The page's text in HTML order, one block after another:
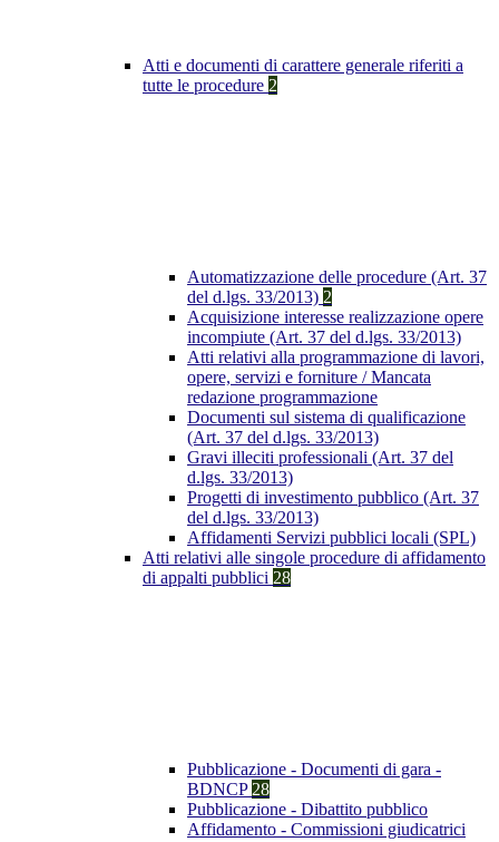
Atti e documenti di carattere generale riferiti a
tutte le procedure 2
Automatizzazione delle procedure (Art. 37
del d.lgs. 33/2013) 2
Acquisizione interesse realizzazione opere
incompiute (Art. 37 del d.lgs. 33/2013)
Atti relativi alla programmazione di lavori,
opere, servizi e forniture / Mancata
redazione programmazione
Documenti sul sistema di qualificazione
(Art. 37 del d.lgs. 33/2013)
Gravi illeciti professionali (Art. 37 del
d.lgs. 33/2013)
Progetti di investimento pubblico (Art. 37
del d.lgs. 33/2013)
Affidamenti Servizi pubblici locali (SPL)
Atti relativi alle singole procedure di affidamento
di appalti pubblici 28
Pubblicazione - Documenti di gara -
BDNCP 28
Pubblicazione - Dibattito pubblico
Affidamento - Commissioni giudicatrici